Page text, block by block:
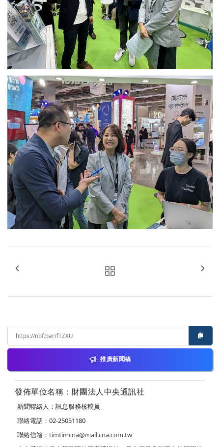
推廣新聞稿
發佈單位名稱：財團法人中央通訊社
新聞聯絡人：訊息服務核稿員
聯絡電話：02-25051180
聯絡信箱： timtimcna@mail.cna.com.tw